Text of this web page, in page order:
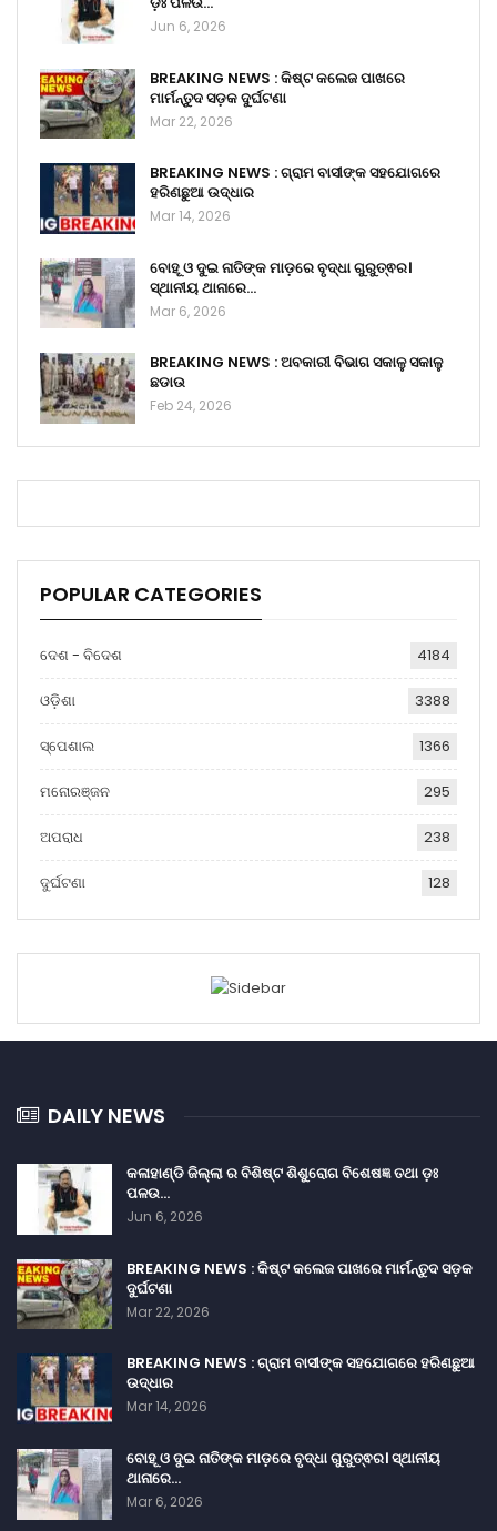
Jun 6, 2026
BREAKING NEWS : କିଷ୍ଟ କଲେଜ ପାଖରେ
ମାର୍ମନ୍ତୁଦ ସଡ଼କ ଦୁର୍ଘଟଣା
Mar 22, 2026
BREAKING NEWS : ଗ୍ରାମ ବାସୀଙ୍କ ସହଯୋଗରେ
ହରିଣଛୁଆ ଉଦ୍ଧାର
Mar 14, 2026
ବୋହୂ ଓ ଦୁଇ ନାତିଙ୍କ ମାଡ଼ରେ ବୃଦ୍ଧା ଗୁରୁତ୍ଵର।
ସ୍ଥାନୀୟ ଥାନାରେ…
Mar 6, 2026
BREAKING NEWS : ଅବକାରୀ ବିଭାଗ ସକାଳୁ ସକାଳୁ
ଛଡାଉ
Feb 24, 2026
POPULAR CATEGORIES
ଦେଶ - ବିଦେଶ 4184
ଓଡ଼ିଶା 3388
ସ୍ପେଶାଲ 1366
ମନୋରଞ୍ଜନ 295
ଅପରାଧ 238
ଦୁର୍ଘଟଣା 128
DAILY NEWS
କଳାହାଣ୍ଡି ଜିଲ୍ଲା ର ବିଶିଷ୍ଟ ଶିଶୁରୋଗ ବିଶେଷଜ୍ଞ ତଥା ଡ଼ଃ
ପଳଉ…
Jun 6, 2026
BREAKING NEWS : କିଷ୍ଟ କଲେଜ ପାଖରେ ମାର୍ମନ୍ତୁଦ ସଡ଼କ
ଦୁର୍ଘଟଣା
Mar 22, 2026
BREAKING NEWS : ଗ୍ରାମ ବାସୀଙ୍କ ସହଯୋଗରେ ହରିଣଛୁଆ
ଉଦ୍ଧାର
Mar 14, 2026
ବୋହୂ ଓ ଦୁଇ ନାତିଙ୍କ ମାଡ଼ରେ ବୃଦ୍ଧା ଗୁରୁତ୍ଵର। ସ୍ଥାନୀୟ
ଥାନାରେ…
Mar 6, 2026